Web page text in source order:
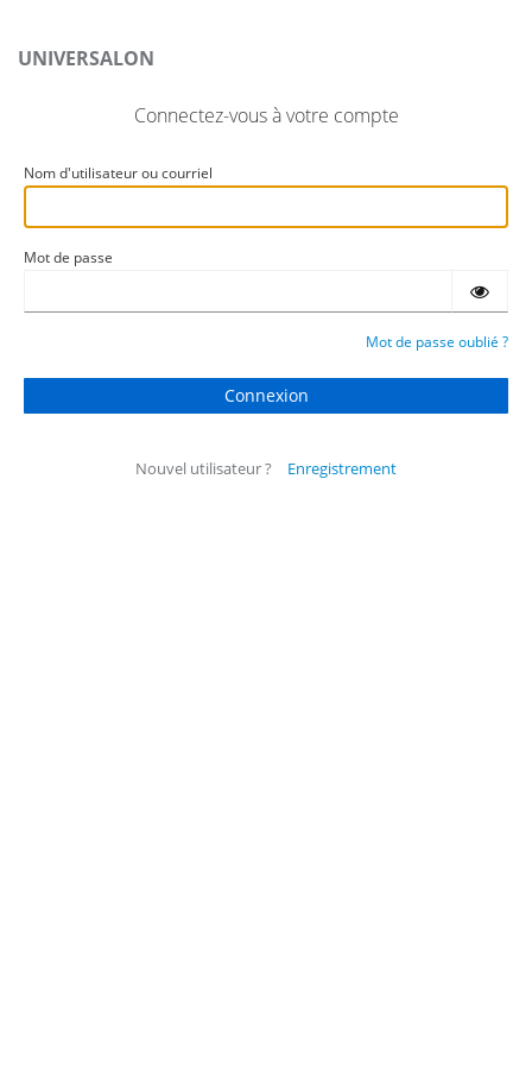
UNIVERSALON
Connectez-vous à votre compte
Nom d'utilisateur ou courriel
Mot de passe
Mot de passe oublié ?
Nouvel utilisateur ? Enregistrement